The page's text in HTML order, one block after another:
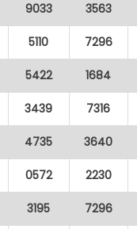
9033 3563
5110 7296
5422 1684
3439 7316
4735 3640
0572 2230
3195 7296